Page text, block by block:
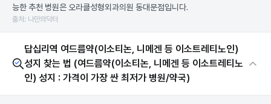
능한 추천 병원은 오라클성형외과의원 동대문점입니다.
출처: 나만의닥터
답십리역 여드름약(이소티논, 니메겐 등 이소트레티노인)
성지 찾는 법 (여드름약(이소티논, 니메겐 등 이소트레티노
인) 성지 : 가격이 가장 싼 최저가 병원/약국)